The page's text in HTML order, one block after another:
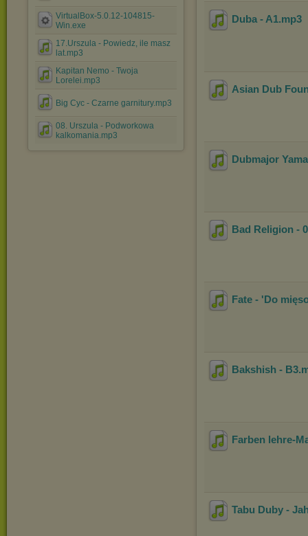
VirtualBox-5.0.12-104815-
Win.exe
17.Urszula - Powiedz, ile masz
lat.mp3
Kapitan Nemo - Twoja
Lorelei.mp3
Big Cyc - Czarne garnitury.mp3
08. Urszula - Podworkowa
kalkomania.mp3
Duba - A1.mp3
Asian Dub
Dubmajor
Bad Religion -
Fate - 'Do
Bakshish - B3
Farben lehre-
Tabu Duby -